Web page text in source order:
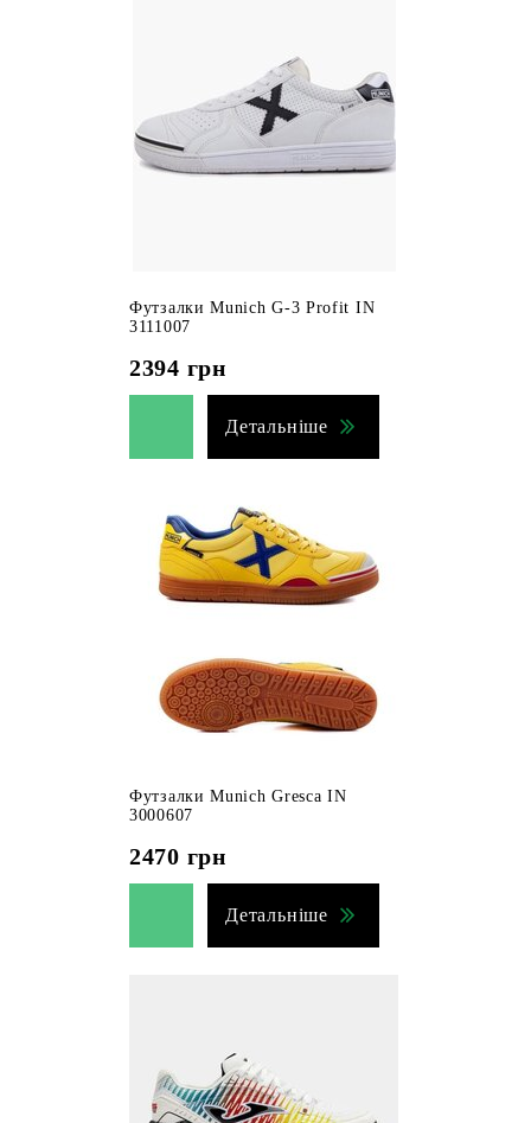
Футзалки Munich G-3 Profit IN
3111007
2394 грн
Детальніше
Футзалки Munich Gresca IN
3000607
2470 грн
Детальніше